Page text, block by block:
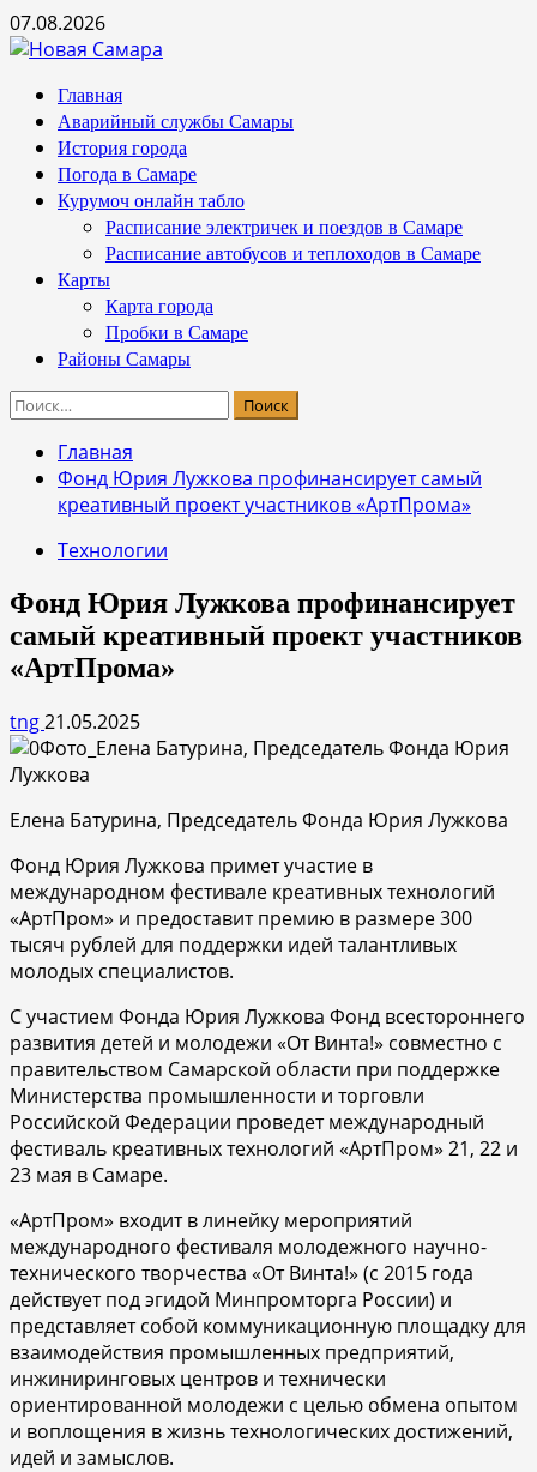
Перейти
к
07.08.2026
Основное
меню
Главная
Аварийный службы Самары
История города
Погода в Самаре
Курумоч онлайн табло
Расписание электричек и поездов в Самаре
Расписание автобусов и теплоходов в Самаре
Карты
Карта города
Пробки в Самаре
Районы Самары
Найти:
Главная
Фонд Юрия Лужкова профинансирует самый
креативный проект участников «АртПрома»
Технологии
Фонд Юрия Лужкова профинансирует
самый креативный проект участников
«АртПрома»
tng21.05.2025
Елена Батурина, Председатель Фонда Юрия Лужкова
Фонд Юрия Лужкова примет участие в
международном фестивале креативных технологий
«АртПром» и предоставит премию в размере 300
тысяч рублей для поддержки идей талантливых
молодых специалистов.
С участием Фонда Юрия Лужкова Фонд всестороннего
развития детей и молодежи «От Винта!» совместно с
правительством Самарской области при поддержке
Министерства промышленности и торговли
Российской Федерации проведет международный
фестиваль креативных технологий «АртПром» 21, 22 и
23 мая в Самаре.
«АртПром» входит в линейку мероприятий
международного фестиваля молодежного научно-
технического творчества «От Винта!» (с 2015 года
действует под эгидой Минпромторга России) и
представляет собой коммуникационную площадку для
взаимодействия промышленных предприятий,
инжиниринговых центров и технически
ориентированной молодежи с целью обмена опытом
и воплощения в жизнь технологических достижений,
идей и замыслов.